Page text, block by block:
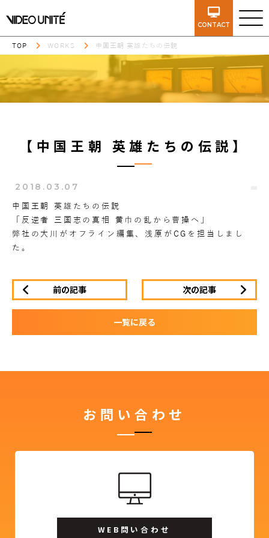
CONTACT
TOP WORKS 中国王朝 英雄たちの伝説
【中国王朝 英雄たちの伝説】
2018.03.07
中国王朝 英雄たちの伝説
「反逆者 三国志の真相 黄巾の乱から曹操へ」
弊社の大川がオフライン編集、浅原がCGを担当しまし
た。
前の記事 次の記事
一覧に戻る
お問い合わせ
WEB問い合わせ